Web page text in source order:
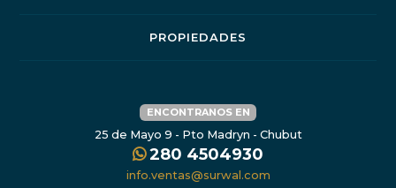
PROPIEDADES
ENCONTRANOS EN
25 de Mayo 9 - Pto Madryn - Chubut
280 4504930
info.ventas@surwal.com